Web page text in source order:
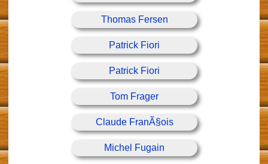
Thomas Fersen
Patrick Fiori
Patrick Fiori
Tom Frager
Claude FranÃ§ois
Michel Fugain